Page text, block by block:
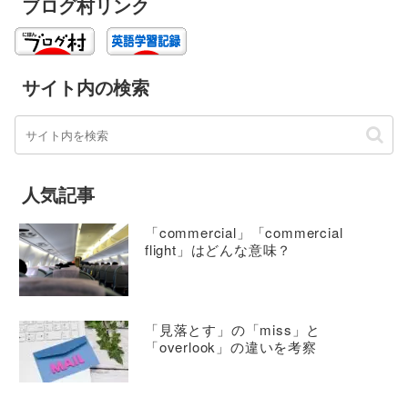
サイト内の検索
人気記事
「commercial」「commercial
flight」はどんな意味？
「見落とす」の「miss」と
「overlook」の違いを考察